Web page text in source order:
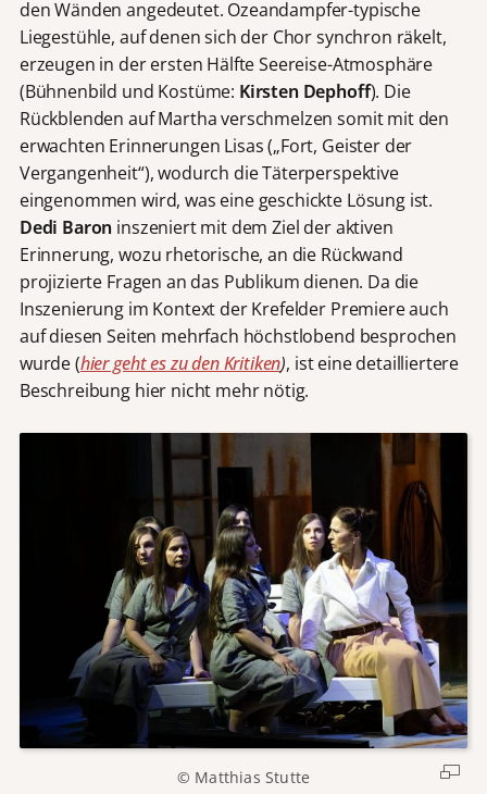
den Wänden angedeutet. Ozeandampfer-typische
Liegestühle, auf denen sich der Chor synchron räkelt,
erzeugen in der ersten Hälfte Seereise-Atmosphäre
(Bühnenbild und Kostüme: Kirsten Dephoff). Die
Rückblenden auf Martha verschmelzen somit mit den
erwachten Erinnerungen Lisas („Fort, Geister der
Vergangenheit“), wodurch die Täterperspektive
eingenommen wird, was eine geschickte Lösung ist.
Dedi Baron inszeniert mit dem Ziel der aktiven
Erinnerung, wozu rhetorische, an die Rückwand
projizierte Fragen an das Publikum dienen. Da die
Inszenierung im Kontext der Krefelder Premiere auch
auf diesen Seiten mehrfach höchstlobend besprochen
wurde (hier geht es zu den Kritiken), ist eine detailliertere
Beschreibung hier nicht mehr nötig.
© Matthias Stutte